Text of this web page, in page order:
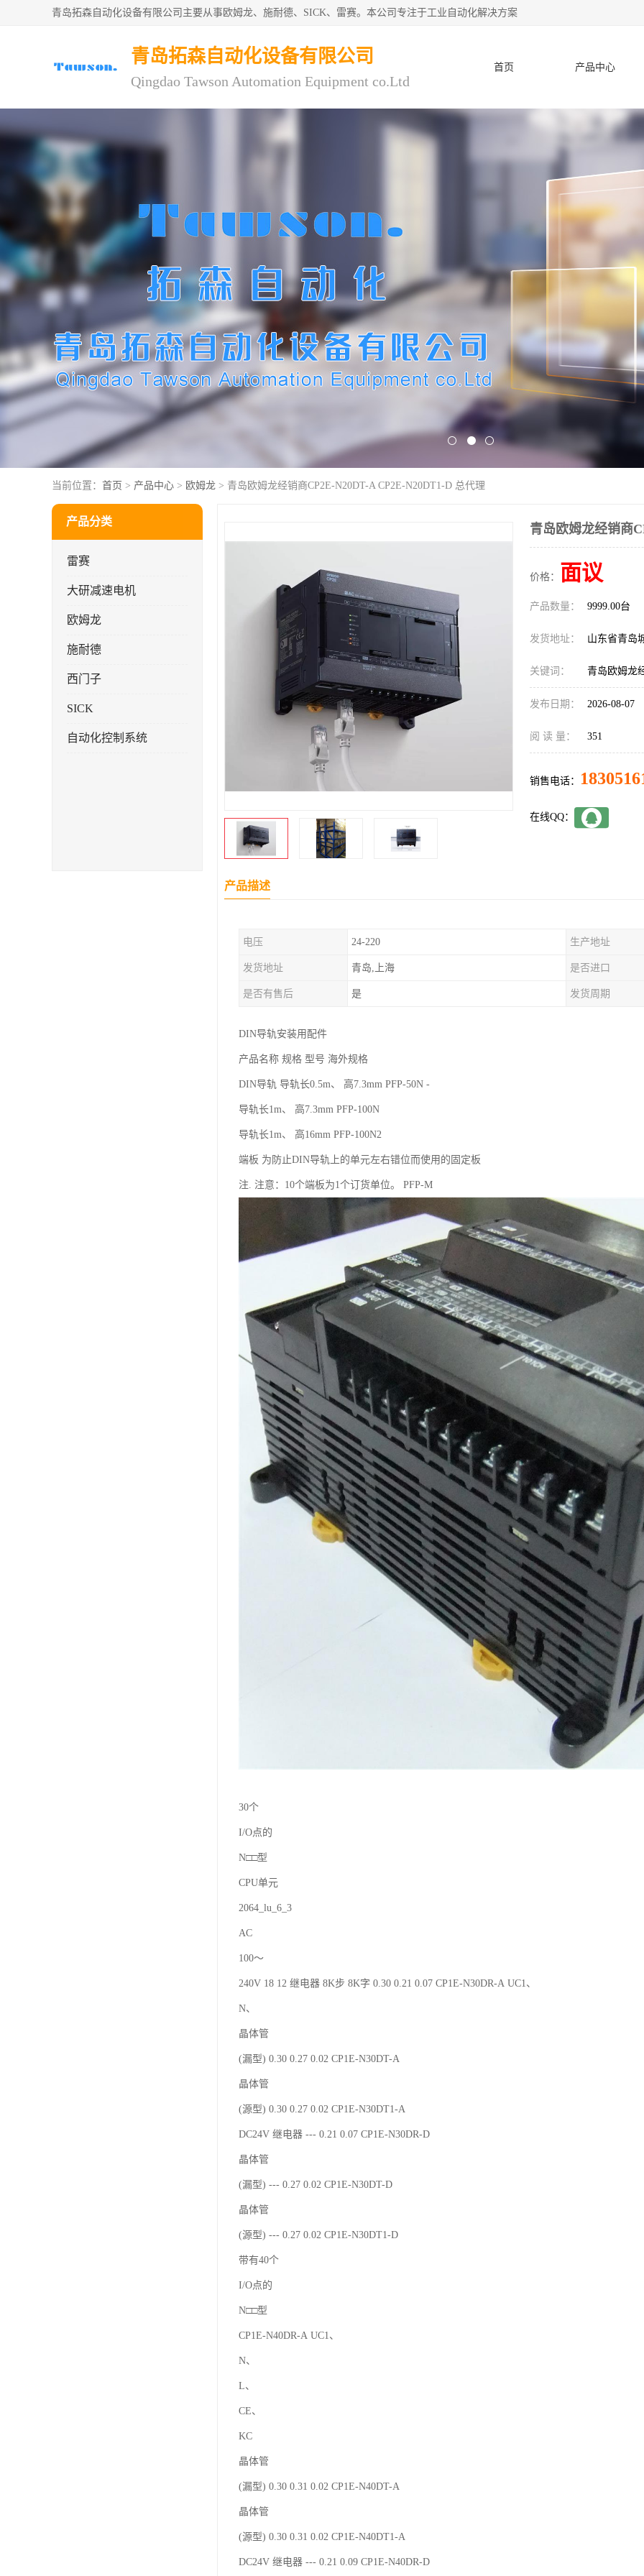
青岛拓森自动化设备有限公司主要从事欧姆龙、施耐德、SICK、雷赛。本公司专注于工业自动化解决方案
青岛拓森自动化设备有限公司
Qingdao Tawson Automation Equipment co.Ltd
首页 产品中心
当前位置： 首页 > 产品中心 > 欧姆龙 > 青岛欧姆龙经销商CP2E-N20DT-A CP2E-N20DT1-D 总代理
产品分类
雷赛
大研减速电机
欧姆龙
施耐德
西门子
SICK
自动化控制系统
青岛欧姆龙经销商
价格： 面议
产品数量： 9999.00台
发货地址： 山东省青岛
关键词： 青岛欧姆龙
发布日期： 2026-08-07
阅 读 量： 351
销售电话：
在线QQ：
产品描述
电压 24-220 生产地址
发货地址 青岛,上海 是否进口
是否有售后 是 发货周期
DIN导轨安装用配件
产品名称 规格 型号 海外规格
DIN导轨 导轨长0.5m、 高7.3mm PFP-50N -
导轨长1m、 高7.3mm PFP-100N
导轨长1m、 高16mm PFP-100N2
端板 为防止DIN导轨上的单元左右错位而使用的固定板
注. 注意：10个端板为1个订货单位。 PFP-M
30个
I/O点的
N□□型
CPU单元
2064_lu_6_3
AC
100～
240V 18 12 继电器 8K步 8K字 0.30 0.21 0.07 CP1E-N30DR-A UC1、
N、
晶体管
(漏型) 0.30 0.27 0.02 CP1E-N30DT-A
晶体管
(源型) 0.30 0.27 0.02 CP1E-N30DT1-A
DC24V 继电器 --- 0.21 0.07 CP1E-N30DR-D
晶体管
(漏型) --- 0.27 0.02 CP1E-N30DT-D
晶体管
(源型) --- 0.27 0.02 CP1E-N30DT1-D
带有40个
I/O点的
N□□型
CP1E-N40DR-A UC1、
N、
L、
CE、
KC
晶体管
(漏型) 0.30 0.31 0.02 CP1E-N40DT-A
晶体管
(源型) 0.30 0.31 0.02 CP1E-N40DT1-A
DC24V 继电器 --- 0.21 0.09 CP1E-N40DR-D